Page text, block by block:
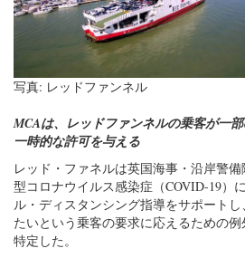
写真: レッドファンネル
MCAは、レッドファンネルの乗客が一
一時的な許可を与える
レッド・ファネルは英国海事・沿岸警
型コロナウイルス感染症（COVID-19）
ル・ディスタンシング指導をサポート
たいという乗客の要求に応えるための
特定した。